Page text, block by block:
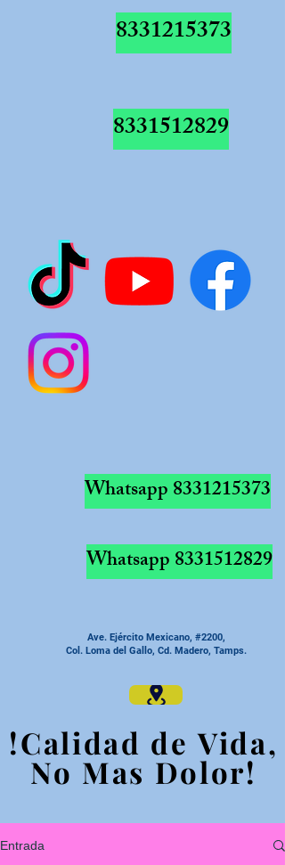
8331215373
8331512829
Whatsapp8331215373
Whatsapp8331512829
Ave. Ejército Mexicano, #2200,
Col. Loma del Gallo, Cd. Madero, Tamps.
!Calidad de Vida,
No Mas Dolor!
!Calidad de Vida,
No Mas Dolor!
Entrada